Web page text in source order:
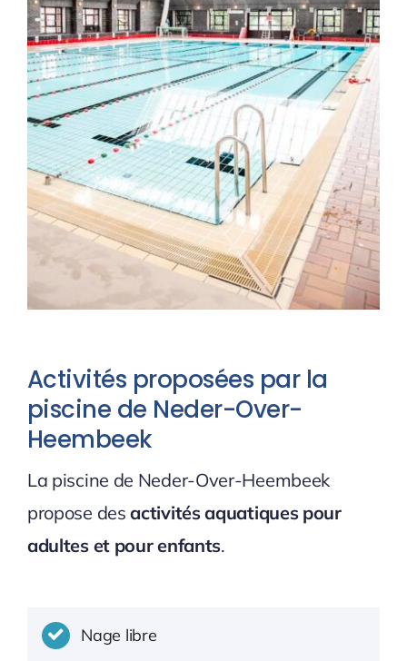
Activités proposées par la
piscine de Neder-Over-
Heembeek
La piscine de Neder-Over-Heembeek
propose desactivités aquatiques pour
adultes et pour enfants.
Nage libre